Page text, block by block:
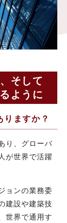
そして
ように
ますか？
り、グローバ
が世界で活躍
ョンの業務委
建設や建築技
世界で通用す